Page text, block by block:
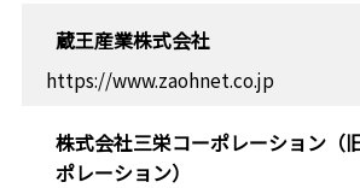
蔵王産業株式会社
https://www.zaohnet.co.jp
株式会社三栄コーポレーション（
ポレーション）